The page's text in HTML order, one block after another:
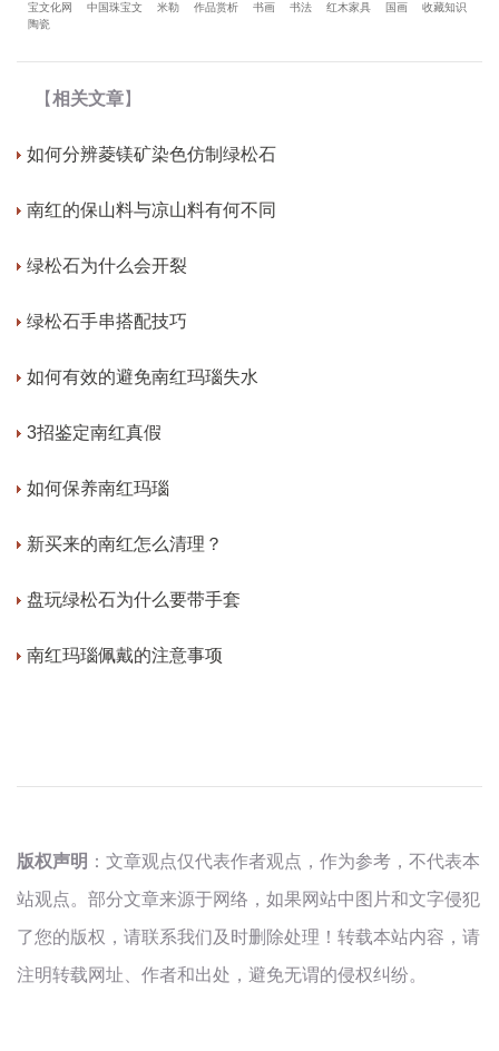
宝文化网
中国珠宝文 米勒 作品赏析 书画 书法 红木家具 国画
收藏知识
陶瓷
【相关文章】
如何分辨菱镁矿染色仿制绿松石
南红的保山料与凉山料有何不同
绿松石为什么会开裂
绿松石手串搭配技巧
如何有效的避免南红玛瑙失水
3招鉴定南红真假
如何保养南红玛瑙
新买来的南红怎么清理？
盘玩绿松石为什么要带手套
南红玛瑙佩戴的注意事项
版权声明 ：文章观点仅代表作者观点，作为参考，不代表本
站观点。部分文章来源于网络，如果网站中图片和文字侵犯
了您的版权，请联系我们及时删除处理！转载本站内容，请
注明转载网址、作者和出处，避免无谓的侵权纠纷。